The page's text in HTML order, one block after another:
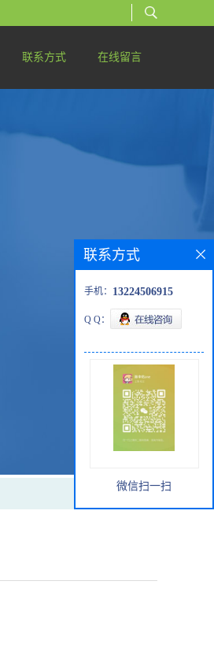
联系方式 在线留言
联系方式
手机： 13224506915
Q Q：
微信扫一扫